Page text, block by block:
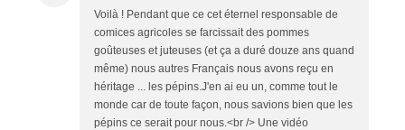
Voilà ! Pendant que ce cet éternel responsable de
comices agricoles se farcissait des pommes
goûteuses et juteuses (et ça a duré douze ans quand
même) nous autres Français nous avons reçu en
héritage ... les pépins.J'en ai eu un, comme tout le
monde car de toute façon, nous savions bien que les
pépins ce serait pour nous.<br /> Une vidéo